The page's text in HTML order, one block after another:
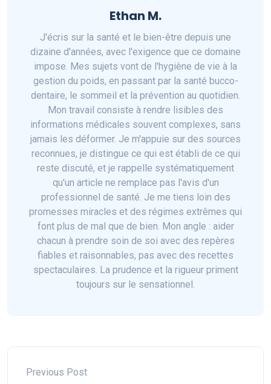
Ethan M.
J'écris sur la santé et le bien-être depuis une
dizaine d'années, avec l'exigence que ce domaine
impose. Mes sujets vont de l'hygiène de vie à la
gestion du poids, en passant par la santé bucco-
dentaire, le sommeil et la prévention au quotidien.
Mon travail consiste à rendre lisibles des
informations médicales souvent complexes, sans
jamais les déformer. Je m'appuie sur des sources
reconnues, je distingue ce qui est établi de ce qui
reste discuté, et je rappelle systématiquement
qu'un article ne remplace pas l'avis d'un
professionnel de santé. Je me tiens loin des
promesses miracles et des régimes extrêmes qui
font plus de mal que de bien. Mon angle : aider
chacun à prendre soin de soi avec des repères
fiables et raisonnables, pas avec des recettes
spectaculaires. La prudence et la rigueur priment
toujours sur le sensationnel.
Previous Post